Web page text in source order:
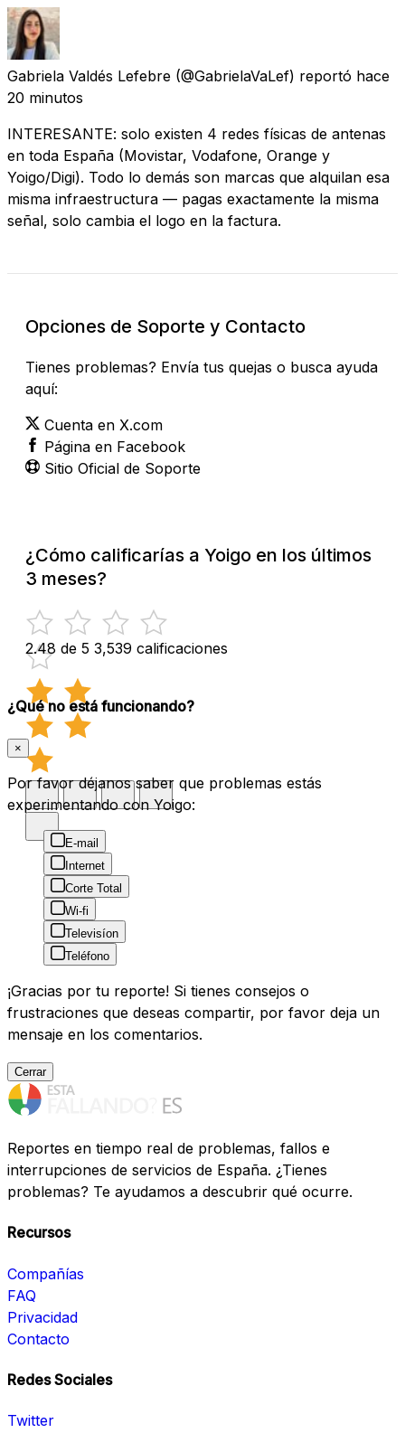
Gabriela Valdés Lefebre (@GabrielaVaLef) reportó hace
20 minutos
INTERESANTE: solo existen 4 redes físicas de antenas
en toda España (Movistar, Vodafone, Orange y
Yoigo/Digi). Todo lo demás son marcas que alquilan esa
misma infraestructura — pagas exactamente la misma
señal, solo cambia el logo en la factura.
Opciones de Soporte y Contacto
Tienes problemas? Envía tus quejas o busca ayuda
aquí:
Cuenta en X.com
Página en Facebook
Sitio Oficial de Soporte
¿Cómo calificarías a Yoigo en los últimos
3 meses?
2.48 de 5 3,539 calificaciones
¿Qué no está funcionando?
×
Por favor déjanos saber que problemas estás
experimentando con Yoigo:
E-mail
Internet
Corte Total
Wi-fi
Televisíon
Teléfono
¡Gracias por tu reporte! Si tienes consejos o
frustraciones que deseas compartir, por favor deja un
mensaje en los comentarios.
Cerrar
Reportes en tiempo real de problemas, fallos e
interrupciones de servicios de España. ¿Tienes
problemas? Te ayudamos a descubrir qué ocurre.
Recursos
Compañías
FAQ
Privacidad
Contacto
Redes Sociales
Twitter